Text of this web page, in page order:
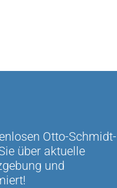
Otto-Schmidt-
über aktuelle
und